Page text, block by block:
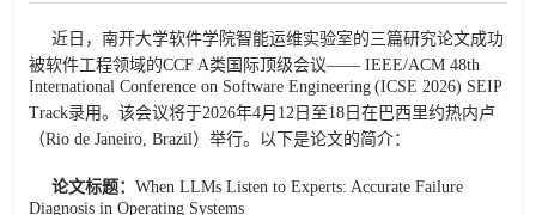
近日，南开大学软件学院智能运维实验室的三篇研究论文成功
被软件工程领域的CCF A类国际顶级会议——IEEE/ACM 48th
International Conference on Software Engineering (ICSE 2026) SEIP
Track录用。该会议将于2026年4月 12日至18日在巴西里约热内卢
（Rio de Janeiro, Brazil）举行。以下是论文的简介：
论文标题： When LLMs Listen to Experts: Accurate Failure
Diagnosis in Operating Systems